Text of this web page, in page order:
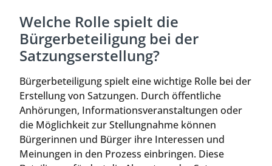
Welche Rolle spielt die
Bürgerbeteiligung bei der
Satzungserstellung?
Bürgerbeteiligung spielt eine wichtige Rolle bei der
Erstellung von Satzungen. Durch öffentliche
Anhörungen, Informationsveranstaltungen oder
die Möglichkeit zur Stellungnahme können
Bürgerinnen und Bürger ihre Interessen und
Meinungen in den Prozess einbringen. Diese